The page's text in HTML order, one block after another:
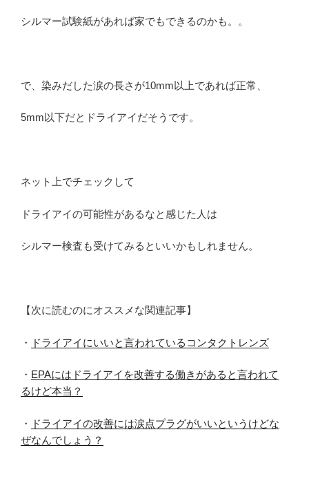
シルマー試験紙があれば家でもできるのかも。。
で、染みだした涙の長さが10mm以上であれば正常、
5mm以下だとドライアイだそうです。
ネット上でチェックして
ドライアイの可能性があるなと感じた人は
シルマー検査も受けてみるといいかもしれません。
【次に読むのにオススメな関連記事】
・ ドライアイにいいと言われているコンタクトレンズ
・ EPAにはドライアイを改善する働きがあると言われて
るけど本当？
・
ドライアイの改善には涙点プラグがいいというけどな
ぜなんでしょう？